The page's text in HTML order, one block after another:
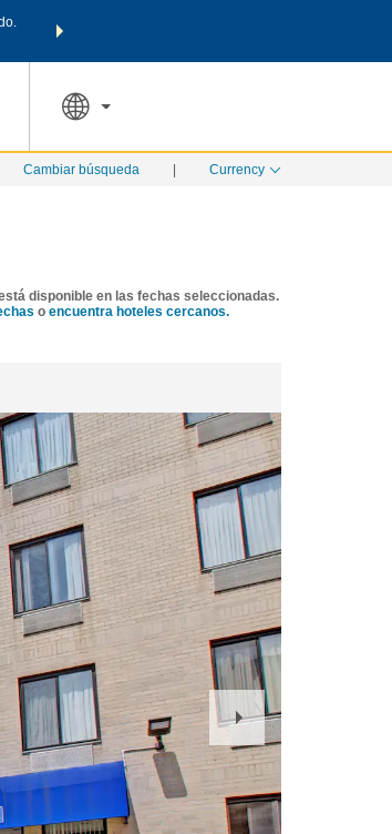
Agrupa tu hotel, vuelos y mucho más con los Paquetes de
ESPECIALES
Cambiar búsqueda Currency
disponible en las fechas seleccionadas.
o encuentra hoteles cercanos.
Next
Slide